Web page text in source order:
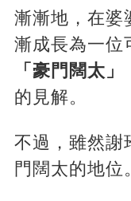
漸漸地，在婆
漸成長為一位
「豪門闊太」
的見解。
不過，雖然謝
門闊太的地位